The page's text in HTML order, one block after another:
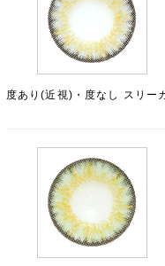
度あり(近視)・度なし スリー